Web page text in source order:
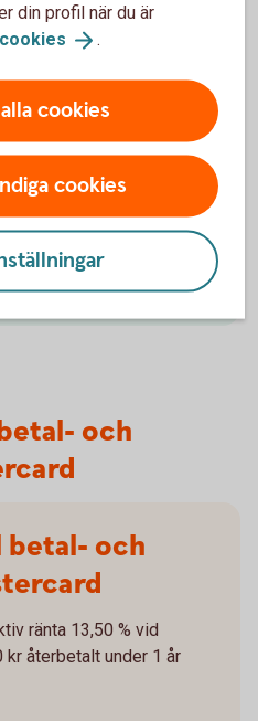
student
eller universitet kan få
Betal- och kreditkort
internetbank, app och
och
betal- och
ränta 13,50 % vid
återbetalt under 1 år
din profil när du är
cookies .
cookies
cookies